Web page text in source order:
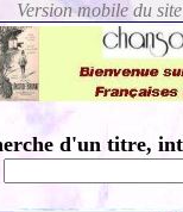
d'un titre,